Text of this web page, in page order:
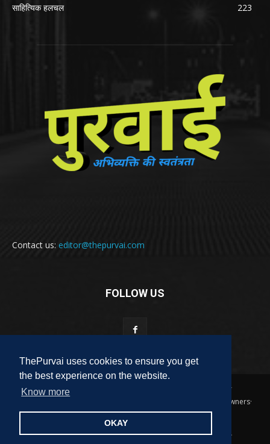
ThePurvai uses cookies to ensure you get
the best experience on the website.
Know more
OKAY
साहित्यिक हलचल
223
Contact us: editor@thepurvai.com
FOLLOW US
Copyright 2018-2023 THE PURVAI | All Rights Reserved · And Our
Sitemap · All Logos & Trademark Belongs To Their Respective Owners·
Designed & Developed byALL DIGI SEO
पुरवाई अपनी बात कविता कहानी साहित्यिक हलचल लेख
लघुकथा